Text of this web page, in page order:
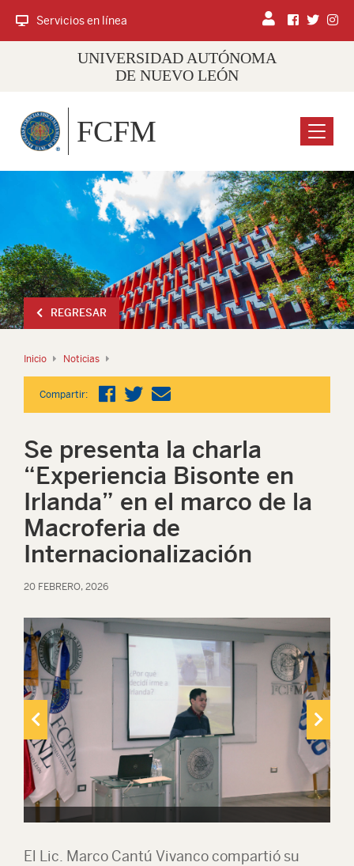
Servicios en línea
UNIVERSIDAD AUTÓNOMA
DE NUEVO LEÓN
Menu
FCFM
REGRESAR
Inicio Noticias
Compartir:
Se presenta la charla
“Experiencia Bisonte en
Irlanda” en el marco de la
Macroferia de
Internacionalización
20 FEBRERO, 2026
El Lic. Marco Cantú Vivanco compartió su